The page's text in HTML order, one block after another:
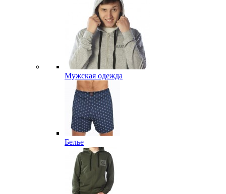
Мужская одежда
Белье